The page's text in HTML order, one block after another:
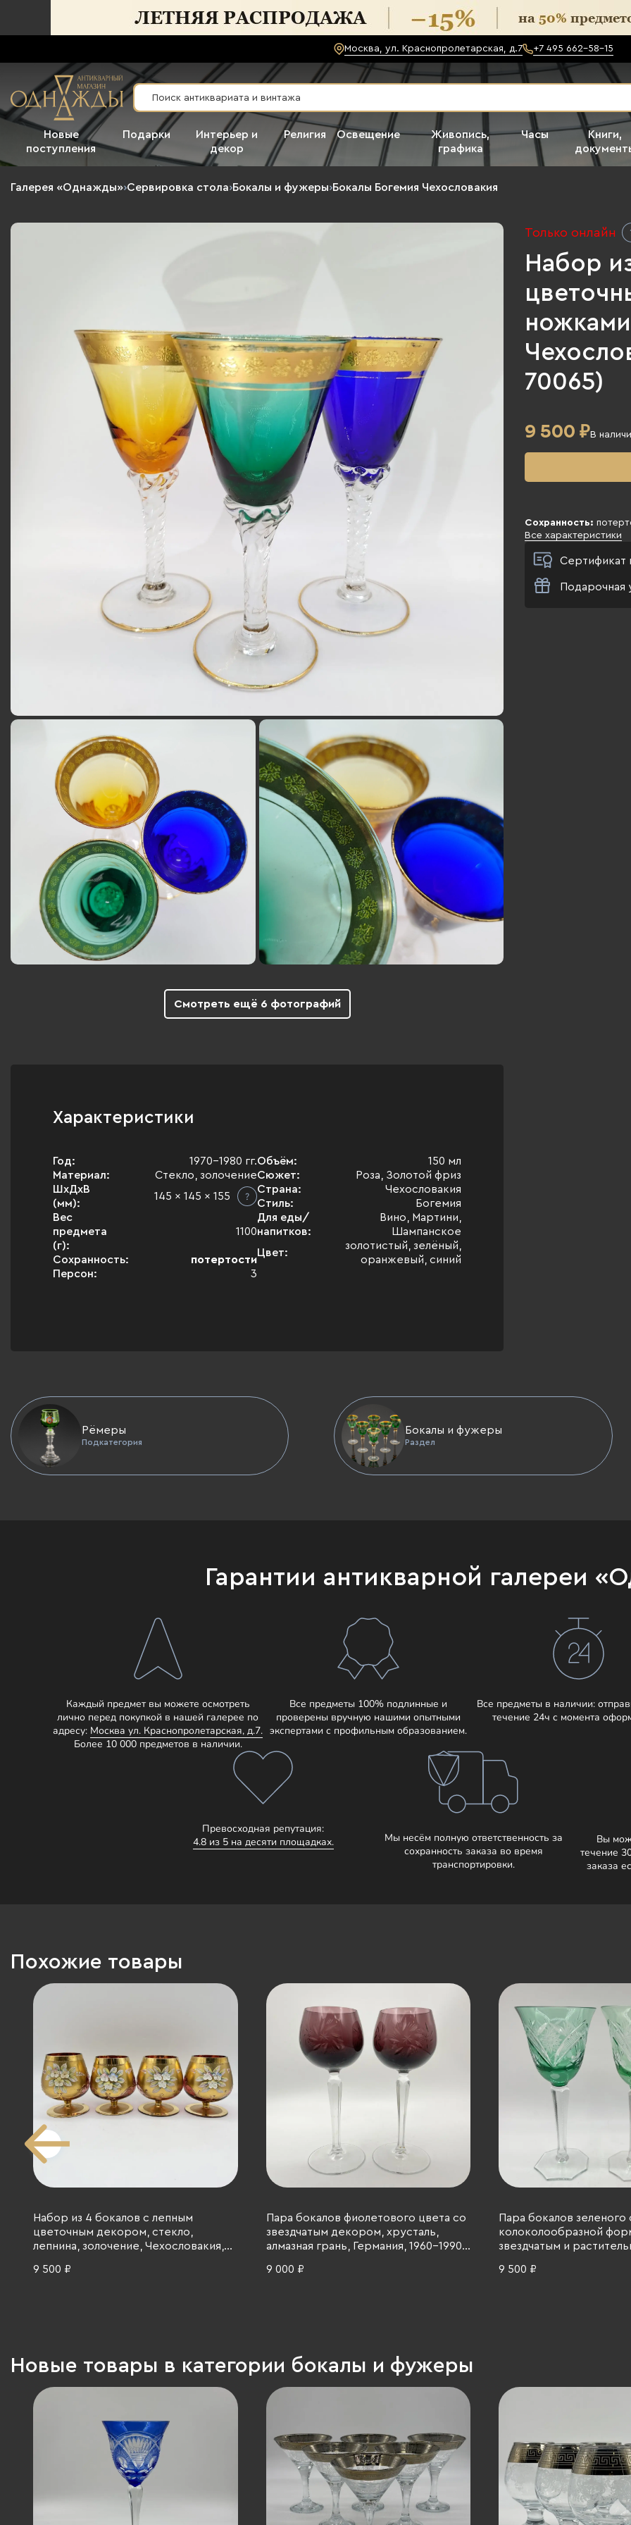
Москва, ул. Краснопролетарская, д.7 +7 495 662-58-15
Новые
поступления
Подарки
Интерьер и
декор
Религия Освещение
Живопись,
графика
Часы
Книги,
Галерея «Однажды»›Сервировка стола›Бокалы и фужеры›Бокалы Богемия Чехословакия
Смотреть ещё 6 фотографий
Только онлайн
Набор
70065)
9 500 ₽В
Сохранность:
Все характеристики
Сертификат
Подарочная
Характеристики
Год:
1970-1980 гг.
Материал:
Стекло, золочение
ШхДхВ
(мм):
145 x 145 x 155
Вес
предмета
(г):
1100
Сохранность:
потертости
Персон:
3
Объём:
150 мл
Сюжет:
Роза, Золотой фриз
Страна:
Чехословакия
Стиль:
Богемия
Для еды/
напитков:
Вино, Мартини,
Шампанское
Цвет:
золотистый, зелёный,
оранжевый, синий
Рёмеры
Подкатегория
Бокалы и фужеры
Раздел
Гарантии антикварной галереи
Каждый предмет вы можете осмотреть
лично перед покупкой в нашей галерее по
адресу: Москва ул. Краснопролетарская, д.7.
Более 10 000 предметов в наличии.
Все предметы 100% подлинные и
проверены вручную нашими опытными
экспертами с профильным образованием.
Все предметы в наличии:
течение 24ч с момента
Превосходная репутация:
4.8 из 5 на десяти площадках.
Мы несём полную ответственность за
сохранность заказа во время
транспортировки.
Вы
течение
заказа
Похожие товары
Набор из 4 бокалов с лепным
цветочным декором, стекло,
лепнина, золочение, Чехословакия,
9 500 ₽
Пара бокалов фиолетового цвета со
звездчатым декором, хрусталь,
алмазная грань, Германия, 1960-1990
9 000 ₽
Пара бокалов зеленого
колоколообразной
звездчатым и
основаниях, хрусталь,
9 500 ₽
Новые товары в категории бокалы и фужеры